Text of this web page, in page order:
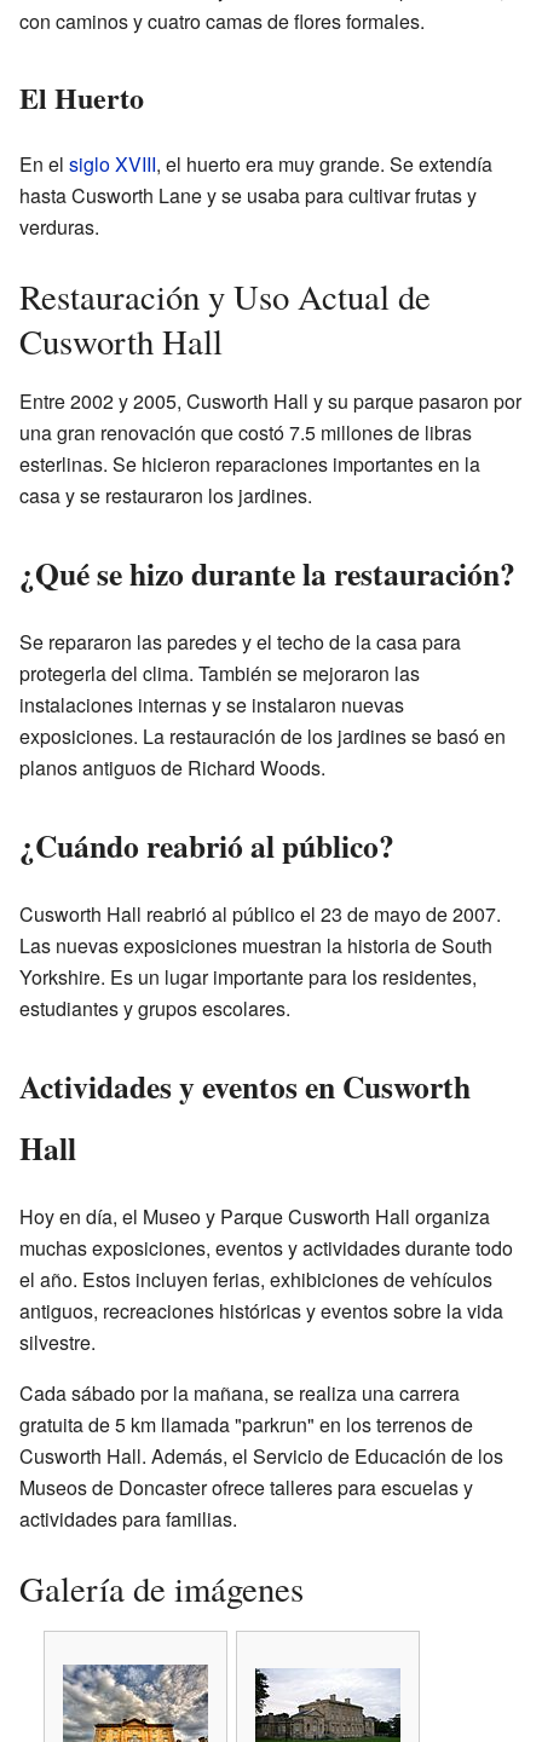
con caminos y cuatro camas de flores formales.
El Huerto
En el siglo XVIII, el huerto era muy grande. Se extendía
hasta Cusworth Lane y se usaba para cultivar frutas y
verduras.
Restauración y Uso Actual de
Cusworth Hall
Entre 2002 y 2005, Cusworth Hall y su parque pasaron por
una gran renovación que costó 7.5 millones de libras
esterlinas. Se hicieron reparaciones importantes en la
casa y se restauraron los jardines.
¿Qué se hizo durante la restauración?
Se repararon las paredes y el techo de la casa para
protegerla del clima. También se mejoraron las
instalaciones internas y se instalaron nuevas
exposiciones. La restauración de los jardines se basó en
planos antiguos de Richard Woods.
¿Cuándo reabrió al público?
Cusworth Hall reabrió al público el 23 de mayo de 2007.
Las nuevas exposiciones muestran la historia de South
Yorkshire. Es un lugar importante para los residentes,
estudiantes y grupos escolares.
Actividades y eventos en Cusworth
Hall
Hoy en día, el Museo y Parque Cusworth Hall organiza
muchas exposiciones, eventos y actividades durante todo
el año. Estos incluyen ferias, exhibiciones de vehículos
antiguos, recreaciones históricas y eventos sobre la vida
silvestre.
Cada sábado por la mañana, se realiza una carrera
gratuita de 5 km llamada "parkrun" en los terrenos de
Cusworth Hall. Además, el Servicio de Educación de los
Museos de Doncaster ofrece talleres para escuelas y
actividades para familias.
Galería de imágenes